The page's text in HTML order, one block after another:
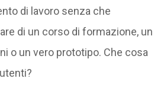
di lavoro senza che
di un corso di formazione, un
o un vero prototipo. Che cosa